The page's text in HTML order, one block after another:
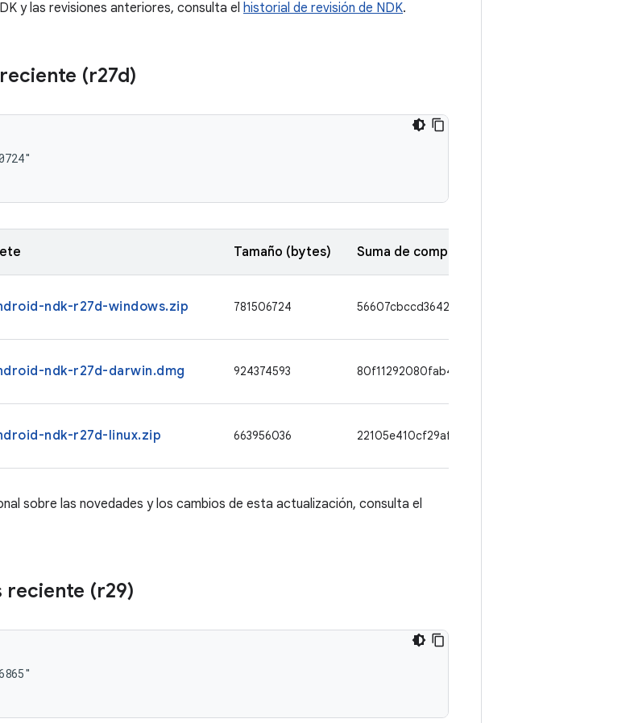
y las revisiones anteriores, consulta el historial de revisión de NDK.
(r27d)
Tamaño (bytes) Suma de comprobación de SHA1
ndk-r27d-windows.zip 781506724 56607cbccd3642d4a1991f6bb3114a00f884f426
ndk-r27d-darwin.dmg 924374593 80f11292080fab4e869799f1d23caa88dcf3c709
ndk-r27d-linux.zip 663956036 22105e410cf29afcf163760cc95522b9fb981121
sobre las novedades y los cambios de esta actualización, consulta el
reciente (r29)